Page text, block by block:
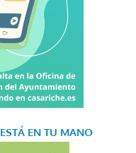
ESTÁ EN TU MANO